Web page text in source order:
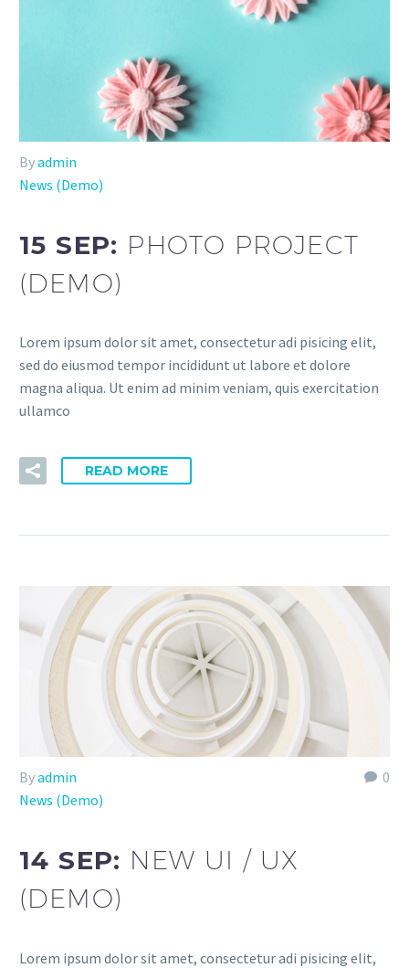
Byadmin
News (Demo)
15 SEP: PHOTO PROJECT
(DEMO)
Lorem ipsum dolor sit amet, consectetur adi pisicing elit,
sed do eiusmod tempor incididunt ut labore et dolore
magna aliqua. Ut enim ad minim veniam, quis exercitation
ullamco
READ MORE
0
Byadmin
News (Demo)
14 SEP: NEW UI / UX
(DEMO)
Lorem ipsum dolor sit amet, consectetur adi pisicing elit,